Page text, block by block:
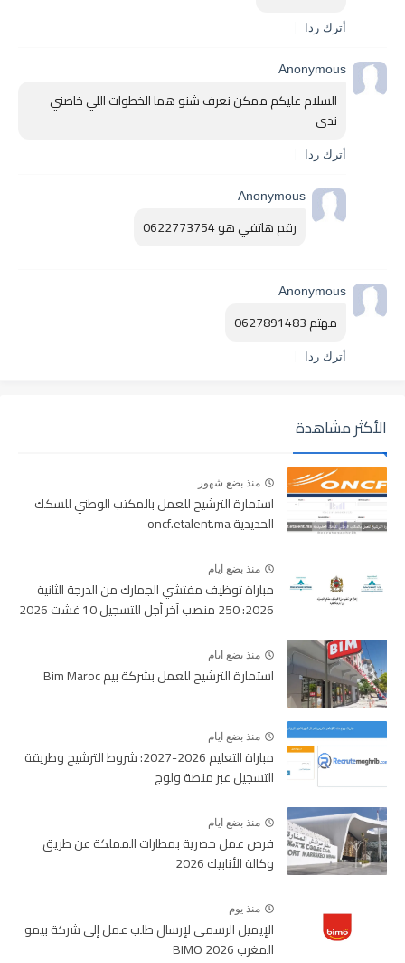
أترك ردا
Anonymous
ندي
أترك ردا
Anonymous
رقم هاتفي هو 0622773754
Anonymous
مهتم 0627891483
أترك ردا
الأكثر مشاهدة
منذ بضع شهور
استمارة الترشيح للعمل بالمكتب الوطني للسكك
الحديدية oncf.etalent.ma
منذ بضع ايام
مباراة توظيف مفتشي الجمارك من الدرجة الثانية
2026: 250 منصب آخر أجل للتسجيل 10 غشت 2026
منذ بضع ايام
استمارة الترشيح للعمل بشركة بيم Bim Maroc
منذ بضع ايام
مباراة التعليم 2026-2027: شروط الترشيح وطريقة
التسجيل عبر منصة ولوج
منذ بضع ايام
فرص عمل حصرية بمطارات المملكة عن طريق
وكالة الأنابيك 2026
منذ يوم
الإيميل الرسمي لإرسال طلب عمل إلى شركة بيمو
المغرب BIMO 2026